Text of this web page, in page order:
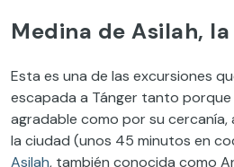
Medina de Asilah,
Esta es una de las excursiones
escapada a Tánger tanto
agradable como por su
la ciudad (unos 45 minutos en
Asilah, también conocida como